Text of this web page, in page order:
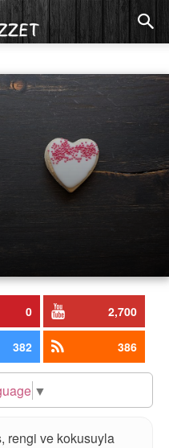
0 2,700
382 386
▼
rengi ve kokusuyla